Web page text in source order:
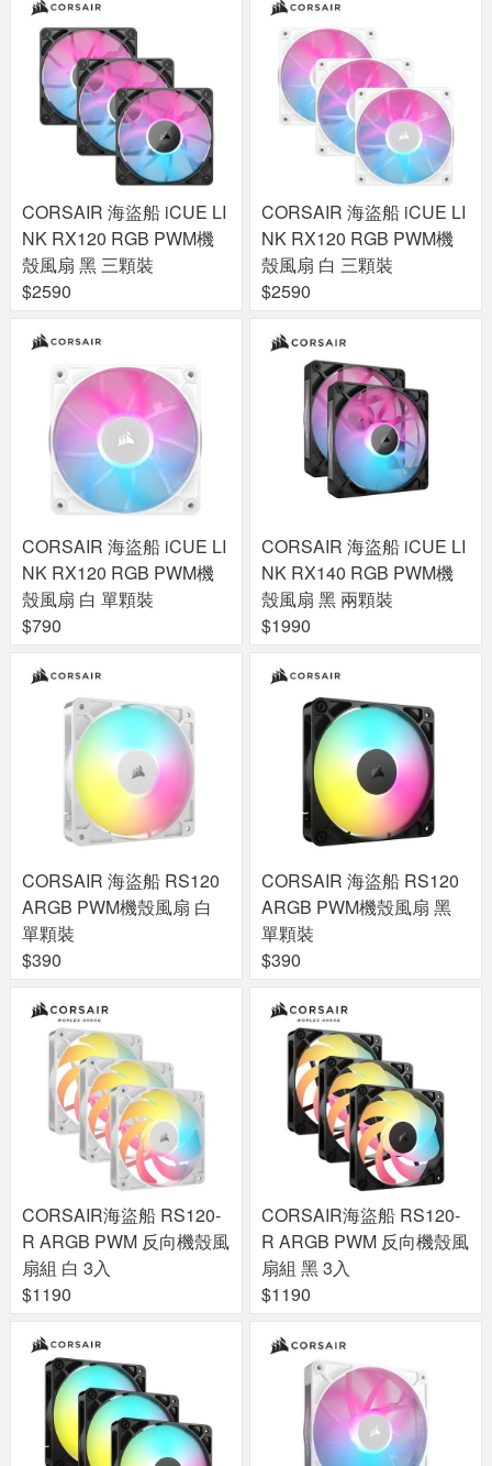
CORSAIR 海盜船 iCUE LI
NK RX120 RGB PWM機
殼風扇 黑 三顆裝
$2590
CORSAIR 海盜船 iCUE LI
NK RX120 RGB PWM機
殼風扇 白 三顆裝
$2590
CORSAIR 海盜船 iCUE LI
NK RX120 RGB PWM機
殼風扇 白 單顆裝
$790
CORSAIR 海盜船 iCUE LI
NK RX140 RGB PWM機
殼風扇 黑 兩顆裝
$1990
CORSAIR 海盜船 RS120
ARGB PWM機殼風扇 白
單顆裝
$390
CORSAIR 海盜船 RS120
ARGB PWM機殼風扇 黑
單顆裝
$390
CORSAIR海盜船 RS120-
R ARGB PWM 反向機殼風
扇組 白 3入
$1190
CORSAIR海盜船 RS120-
R ARGB PWM 反向機殼風
扇組 黑 3入
$1190